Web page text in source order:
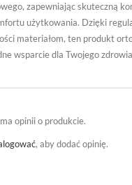
zapewniając skuteczną
użytkowania. Dzięki
materiałom, ten produkt
wsparcie dla Twojego
opinii o produkcie.
, aby dodać opinię.